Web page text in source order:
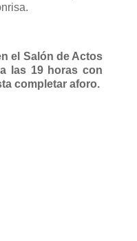
el Salón de Actos
las 19 horas con
completar aforo.